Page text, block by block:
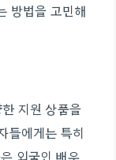
방법을 고민해
지원 상품을
들에게는 특히
외국인 배우